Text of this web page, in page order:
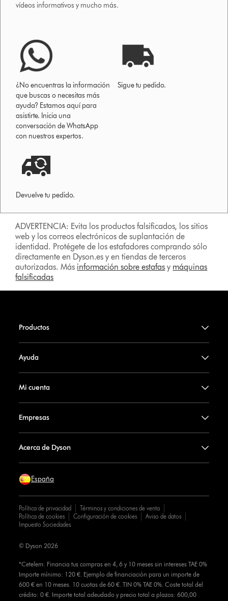
vídeos informativos y mucho más.
¿No encuentras la información
que buscas o necesitas más
ayuda? Estamos aquí para
asistirte. Inicia una
conversación de WhatsApp
con nuestros expertos.
Sigue tu pedido.
Devuelve tu pedido.
ADVERTENCIA: Evita los productos falsificados, los sitios
web y los correos electrónicos de suplantación de
identidad. Protégete de los estafadores comprando sólo
directamente en Dyson.es y en tiendas de terceros
autorizadas. Más información sobre estafas y máquinas
falsificadas
Productos
Ayuda
Mi cuenta
Empresas
Acerca de Dyson
España
Política de privacidad
Términos y condiciones de venta
Política de cookies
Configuración de cookies
Aviso de datos
Impuesto Sociedades
*Cetelem: Financia tus compras en 4, 6 y 10 meses sin intereses TAE 0%
Importe mínimo: 120 €. Ejemplo de financiación para un importe de
600 € en 10 meses. 10 cuotas de 60 €. TIN 0% TAE 0%. Coste total del
crédito: 0 €. Importe total adeudado y precio total a plazos: 600,00
© Dyson 2026